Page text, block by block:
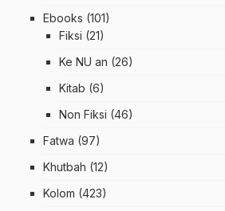
Ebooks (101)
Fiksi (21)
Ke NU an (26)
Kitab (6)
Non Fiksi (46)
Fatwa (97)
Khutbah (12)
Kolom (423)